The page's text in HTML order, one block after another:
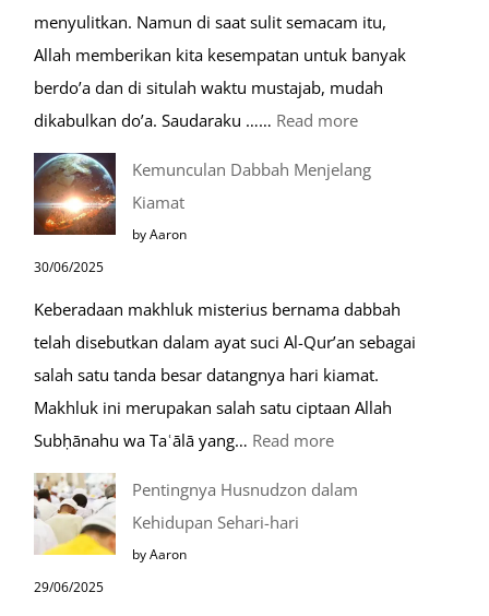
Saat
Umroh
menyulitkan. Namun di saat sulit semacam itu,
Allah memberikan kita kesempatan untuk banyak
berdo’a dan di situlah waktu mustajab, mudah
dikabulkan do’a. Saudaraku …… Read more:
Saat
Mustajab
Kemunculan Dabbah Menjelang
Kiamat
by Aaron
30/06/2025
Keberadaan makhluk misterius bernama dabbah
telah disebutkan dalam ayat suci Al-Qur’an sebagai
salah satu tanda besar datangnya hari kiamat.
Makhluk ini merupakan salah satu ciptaan Allah
Subḥānahu wa Taʿālā yang… Read more:
Pentingnya Husnudzon dalam
Kehidupan Sehari-hari
by Aaron
29/06/2025